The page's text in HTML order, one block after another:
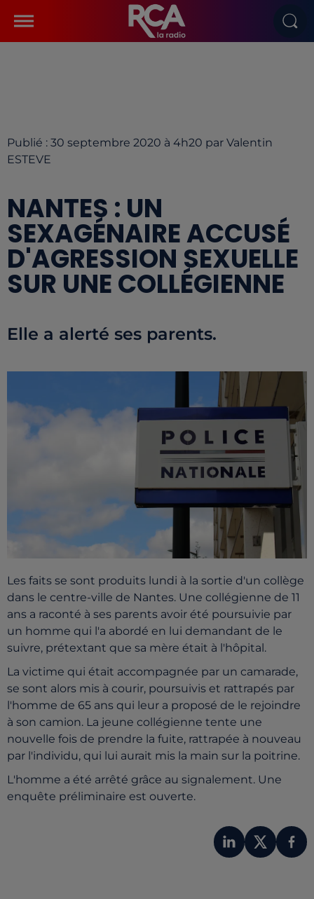
Publié : 30 septembre 2020 à 4h20 par Valentin
ESTEVE
NANTES : UN
SEXAGÉNAIRE ACCUSÉ
D'AGRESSION SEXUELLE
SUR UNE COLLÉGIENNE
Elle a alerté ses parents.
Les faits se sont produits lundi à la sortie d'un collège
dans le centre-ville de Nantes. Une collégienne de 11
ans a raconté à ses parents avoir été poursuivie par
un homme qui l'a abordé en lui demandant de le
suivre, prétextant que sa mère était à l'hôpital.
La victime qui était accompagnée par un camarade,
se sont alors mis à courir, poursuivis et rattrapés par
l'homme de 65 ans qui leur a proposé de le rejoindre
à son camion. La jeune collégienne tente une
nouvelle fois de prendre la fuite, rattrapée à nouveau
par l'individu, qui lui aurait mis la main sur la poitrine.
L'homme a été arrêté grâce au signalement. Une
enquête préliminaire est ouverte.